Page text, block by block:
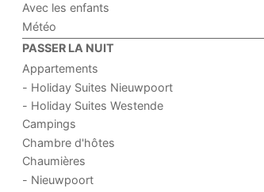
Avec les enfants
Météo
PASSER LA NUIT
Appartements
- Holiday Suites Nieuwpoort
- Holiday Suites Westende
Campings
Chambre d'hôtes
Chaumières
- Nieuwpoort